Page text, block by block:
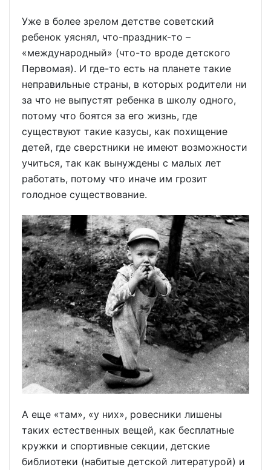
Уже в более зрелом детстве советский
ребенок уяснял, что-праздник-то –
«международный» (что-то вроде детского
Первомая). И где-то есть на планете такие
неправильные страны, в которых родители ни
за что не выпустят ребенка в школу одного,
потому что боятся за его жизнь, где
существуют такие казусы, как похищение
детей, где сверстники не имеют возможности
учиться, так как вынуждены с малых лет
работать, потому что иначе им грозит
голодное существование.
А еще «там», «у них», ровесники лишены
таких естественных вещей, как бесплатные
кружки и спортивные секции, детские
библиотеки (набитые детской литературой) и